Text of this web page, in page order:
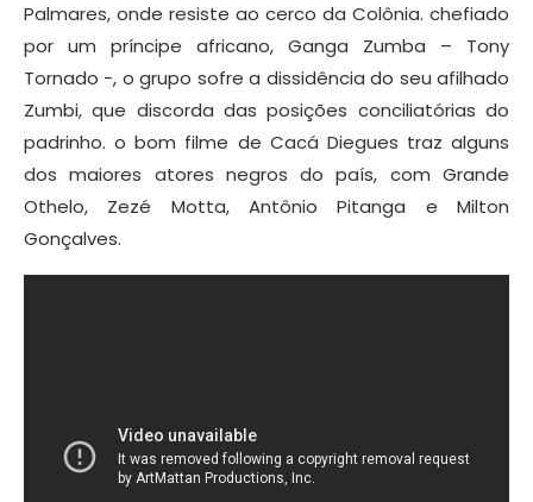
Palmares, onde resiste ao cerco da Colônia. chefiado
por um príncipe africano, Ganga Zumba – Tony
Tornado -, o grupo sofre a dissidência do seu afilhado
Zumbi, que discorda das posições conciliatórias do
padrinho. o bom filme de Cacá Diegues traz alguns
dos maiores atores negros do país, com Grande
Othelo, Zezé Motta, Antônio Pitanga e Milton
Gonçalves.